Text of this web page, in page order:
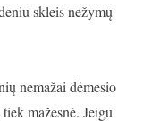
skleis nežymų
nemažai dėmesio
mažesnė. Jeigu